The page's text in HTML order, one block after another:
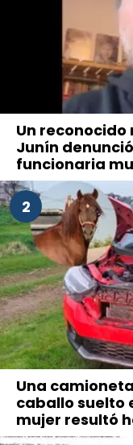
Un
Junín
funcionaria
2
Una
caballo suelto
mujer resultó